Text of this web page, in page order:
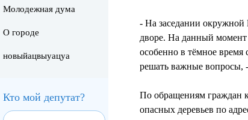
Молодежная дума
О городе
новыйацвыуацуа
Кто мой депутат?
- На заседании окружной
дворе. На данный момент
особенно в тёмное
решать важные вопросы,
По обращениям граждан
опасных деревьев по